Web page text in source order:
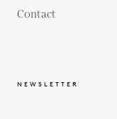
Contact
NEWSLETTER